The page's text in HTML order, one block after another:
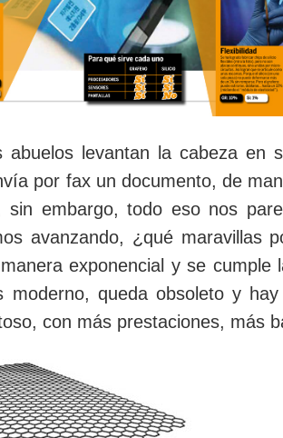
abuelos levantan la cabeza en
por fax un documento, de
sin embargo, todo eso nos
avanzando, ¿qué maravillas
exponencial y se
moderno, queda obsoleto y
con más prestaciones, más